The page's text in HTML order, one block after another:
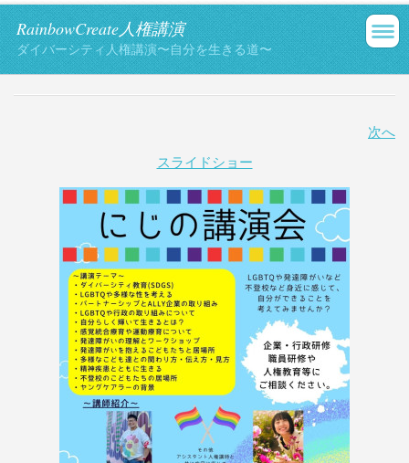
RainbowCreate人権講演
ダイバーシティ人権講演〜自分を生きる道〜
次へ
スライドショー